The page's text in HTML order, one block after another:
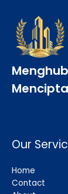
Our
Home
Contact